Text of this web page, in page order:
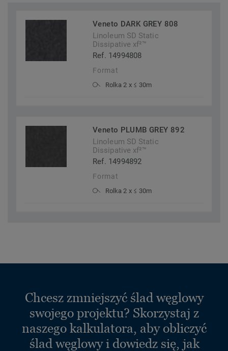
Veneto DARK GREY 808
Linoleum SD Static
Dissipative xf²™
Ref. 14994808
Format
Rolka 2 x ≤ 30m
Veneto PLUMB GREY 892
Linoleum SD Static
Dissipative xf²™
Ref. 14994892
Format
Rolka 2 x ≤ 30m
Chcesz zmniejszyć ślad węglowy
swojego projektu? Skorzystaj z
naszego kalkulatora, aby obliczyć
ślad węglowy i dowiedz się, jak